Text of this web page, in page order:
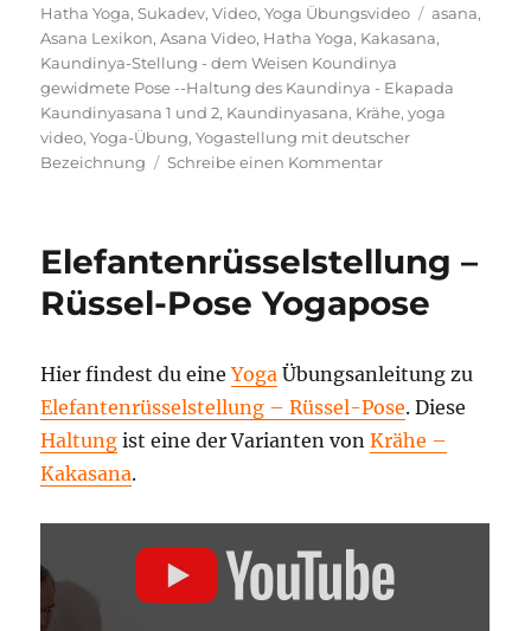
am
Hatha Yoga,Sukadev,Video,Yoga Übungsvideo asana,
Asana Lexikon,Asana Video, Hatha Yoga, Kakasana,
Kaundinya-Stellung - dem Weisen Koundinya
gewidmete Pose --Haltung des Kaundinya - Ekapada
Kaundinyasana 1 und 2, Kaundinyasana, Krähe,yoga
video,Yoga-Übung,Yogastellung mit deutscher
Bezeichnung
Schreibe einen Kommentarzu
dem
Weisen
Koundinya
–
Haltung
des
Kaundinya
und
Elefantenrüsselstellung –
Rüssel-Pose Yogapose
Hier findest du eineYoga Übungsanleitung zu
Elefantenrüsselstellung – Rüssel-Pose. Diese
Haltung ist eine der Varianten vonKrähe –
Kakasana.
„ELEFANTENRÜSSELSTELLUNG
RÜSSEL-
POSE
–